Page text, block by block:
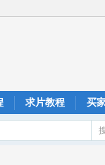
求片教程 买